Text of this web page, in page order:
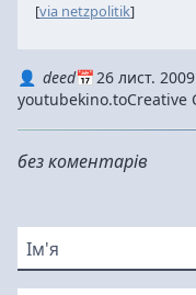
[via netzpolitik]
Autordeed
Datum 26 лист.
Kategorie
youtubekino.toCreative
без коментарів
Ім'я